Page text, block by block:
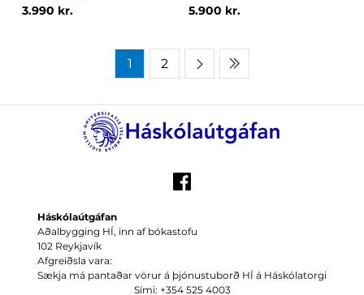
3.990 kr. 5.900 kr.
1 2
Háskólaútgáfan
Aðalbygging HÍ, inn af bókastofu
102 Reykjavík
Afgreiðsla vara:
Sækja má pantaðar vörur á þjónustuborð HÍ á Háskólatorgi
Sími: +354 525 4003